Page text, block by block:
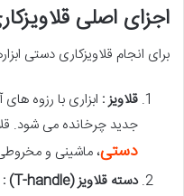
اجزای اصلی
برای انجام قلاویزکاری دستی
قلاویز : ابزاری با رزوه
جدید چرخانده می شود.
دستی، ماشینی و
دسته قلاویز(T-handle)
: